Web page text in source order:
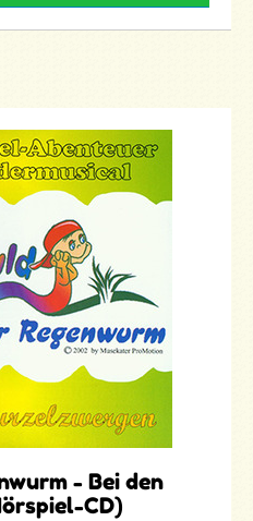
- Bei den
CD)